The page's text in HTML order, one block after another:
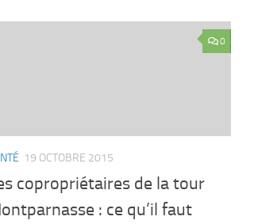
0
19 OCTOBRE 2015
copropriétaires de la tour
: ce qu’il faut